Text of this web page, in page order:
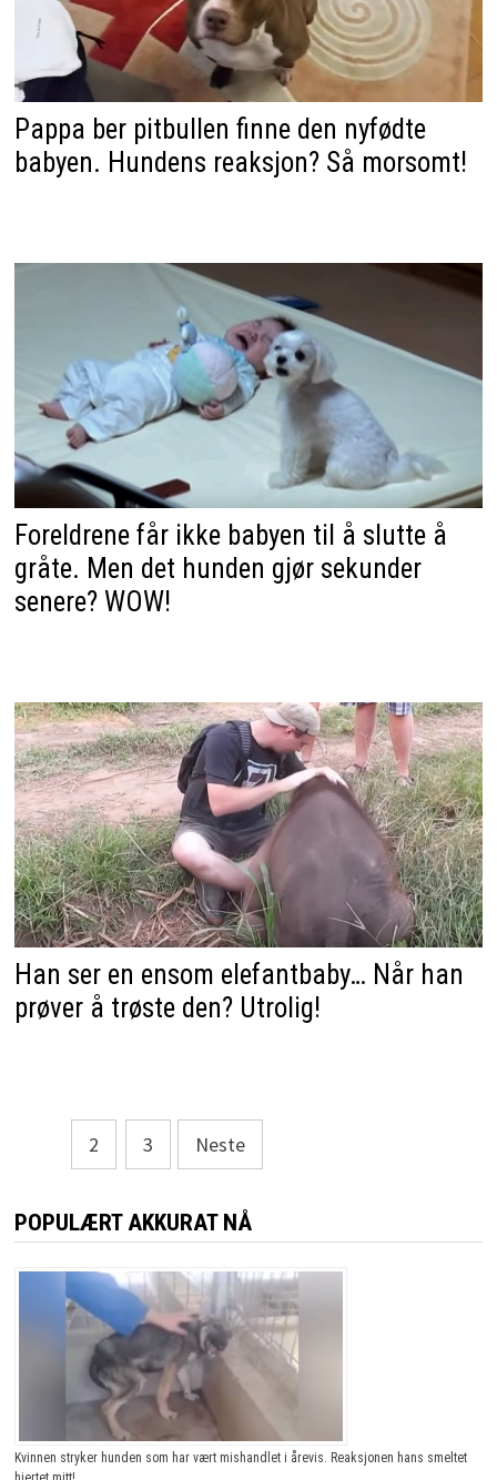
Pappa ber pitbullen finne den nyfødte
babyen. Hundens reaksjon? Så morsomt!
Foreldrene får ikke babyen til å slutte å
gråte. Men det hunden gjør sekunder
senere? WOW!
Han ser en ensom elefantbaby… Når han
prøver å trøste den? Utrolig!
Sidepaginering
2 3 Neste
POPULÆRT AKKURAT NÅ
Kvinnen stryker hunden som har vært mishandlet i årevis. Reaksjonen hans smeltet